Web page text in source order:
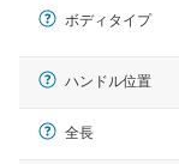
ボディタイプ
ハンドル位置
全長